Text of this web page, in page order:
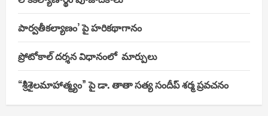
పార్వతీకల్యాణం’ పై హరికథాగానం
ప్రోటోకాల్ దర్శన విధానంలో మార్పులు
“శ్రీశైలమాహాత్మ్యం” పై డా. తాతా సత్య సందీప్ శర్మ ప్రవచనం